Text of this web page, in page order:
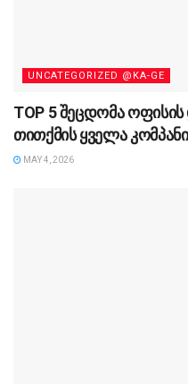
UNCATEGORIZED @KA-GE
TOP 5 შეცდომა
თითქმის ყველა
MAY 4, 2026